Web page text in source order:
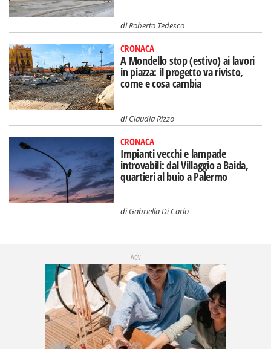
diRoberto Tedesco
CRONACA
A Mondello stop (estivo) ai lavori
in piazza: il progetto va rivisto,
come e cosa cambia
diClaudia Rizzo
CRONACA
Impianti vecchi e lampade
introvabili: dal Villaggio a Baida,
quartieri al buio a Palermo
diGabriella Di Carlo
Adv